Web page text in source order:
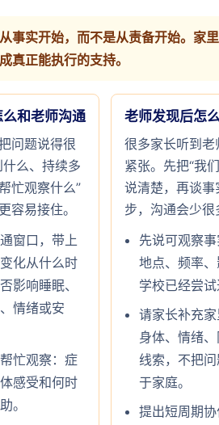
事实开始，而不是从责备开始。家
真正能执行的支持。
和老师沟通
问题说得很
么、持续多
忙观察什么”
容易接住。
窗口，带上
化从什么时
影响睡眠、
情绪或安
忙观察：症
感受和何时
。
老师发现后怎
很多家长听到老
紧张。先把“我
说清楚，再谈事
步，沟通会少很
先说可观察事
地点、频率
学校已经尝试
请家长补充家
身体、情绪
线索，不把
于家庭。
提出短周期